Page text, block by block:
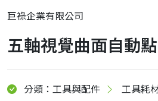
巨祿企業有限公司
五軸視覺曲面自動
分類：工具與配件 工具耗